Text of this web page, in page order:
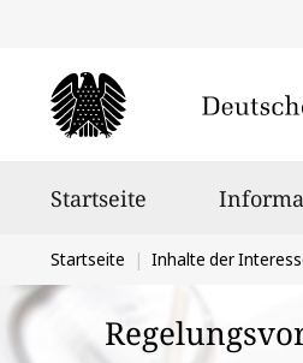
Startseite
Sie
befinden
sich
Startseite Inhalte der